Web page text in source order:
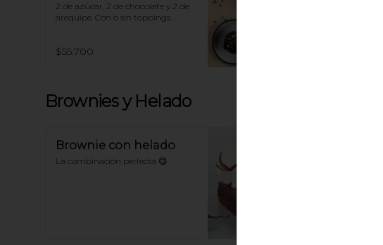
2 de azúcar, 2 de chocolate y 2 de
arequipe. Con o sin toppings.
$55.700
Brownies y Helado
Brownie con helado
La combinación perfecta 😋.